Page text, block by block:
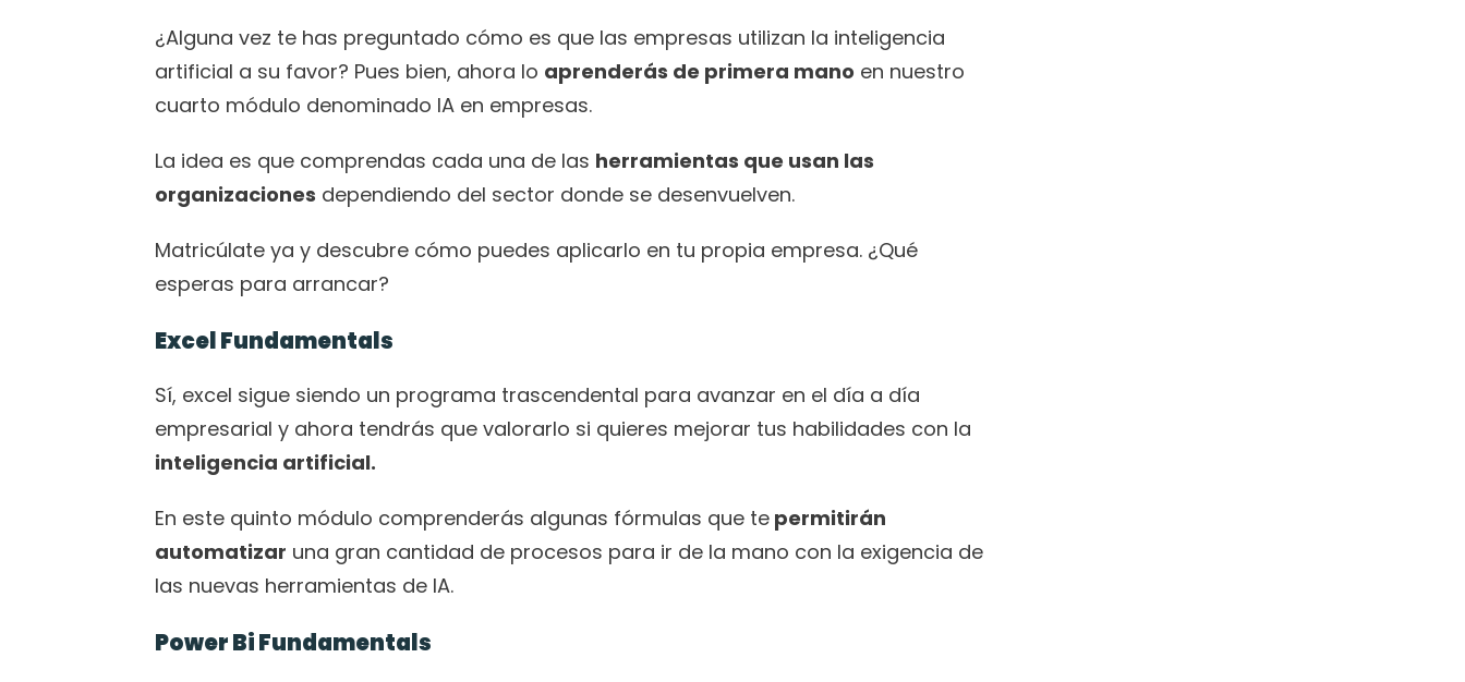
¿Alguna vez te has preguntado cómo es que las empresas utilizan la inteligencia
artificial a su favor? Pues bien, ahora lo aprenderás de primera mano en nuestro
cuarto módulo denominado IA en empresas.
La idea es que comprendas cada una de las herramientas que usan las
organizaciones dependiendo del sector donde se desenvuelven.
Matricúlate ya y descubre cómo puedes aplicarlo en tu propia empresa. ¿Qué
esperas para arrancar?
Excel Fundamentals
Sí, excel sigue siendo un programa trascendental para avanzar en el día a día
empresarial y ahora tendrás que valorarlo si quieres mejorar tus habilidades con la
inteligencia artificial.
En este quinto módulo comprenderás algunas fórmulas que te permitirán
automatizar una gran cantidad de procesos para ir de la mano con la exigencia de
las nuevas herramientas de IA.
Power Bi Fundamentals